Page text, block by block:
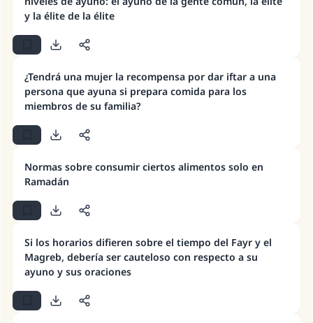
y la élite de la élite
¿Tendrá una mujer la recompensa por dar iftar a una
persona que ayuna si prepara comida para los
miembros de su familia?
Normas sobre consumir ciertos alimentos solo en
Ramadán
Si los horarios difieren sobre el tiempo del Fayr y el
Magreb, debería ser cauteloso con respecto a su
ayuno y sus oraciones
La respuesta no. 110845 salvó un
matrimonio.
Desde la Q hasta la A, su contribución ayuda a
bien obtendrá la misma recompensa que
(MUSLIM, 1893)